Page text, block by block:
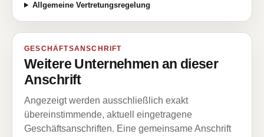
Allgemeine Vertretungsregelung
GESCHÄFTSANSCHRIFT
Weitere Unternehmen an dieser
Anschrift
Angezeigt werden ausschließlich exakt
übereinstimmende, aktuell eingetragene
Geschäftsanschriften. Eine gemeinsame Anschrift